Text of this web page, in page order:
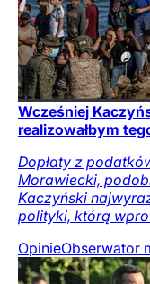
Wcześniej
realizowałbym
Dopłaty z
Morawiecki,
Kaczyński
polityki, którą
OpinieObserwator